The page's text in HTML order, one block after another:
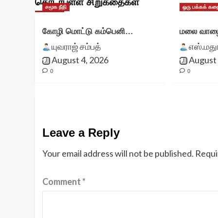
சமூக நீதி
கோழி மொட்டு கம்பெனி…
யுவராஜ் சம்பத்
August 4, 2026
0
ஒரு பக்கக்
மலை
August
0
Leave a Reply
Your email address will not be published.
Comment*